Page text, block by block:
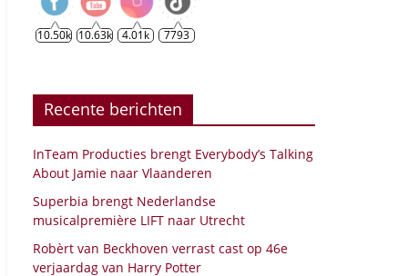
10.50k 10.63k 4.01k 7793
Recente berichten
InTeam Producties brengt Everybody’s Talking
About Jamie naar Vlaanderen
Superbia brengt Nederlandse
musicalpremière LIFT naar Utrecht
Robèrt van Beckhoven verrast cast op 46e
verjaardag van Harry Potter